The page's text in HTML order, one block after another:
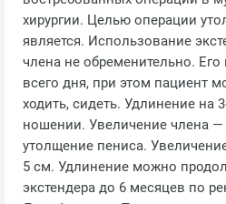
хирургии. Целью операции
является. Использование
члена не обременительно.
всего дня, при этом пациент
ходить, сидеть. Удлинение на
ношении. Увеличение члена —
утолщение пениса.
5 см. Удлинение можно
экстендера до 6 месяцев по